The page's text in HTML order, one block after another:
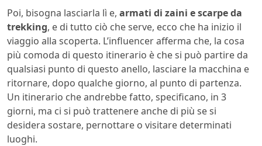
Poi, bisogna lasciarla lì e, armati di zaini e scarpe da
trekking, e di tutto ciò che serve, ecco che ha inizio il
viaggio alla scoperta. L’influencer afferma che, la cosa
più comoda di questo itinerario è che si può partire da
qualsiasi punto di questo anello, lasciare la macchina e
ritornare, dopo qualche giorno, al punto di partenza.
Un itinerario che andrebbe fatto, specificano, in 3
giorni, ma ci si può trattenere anche di più se si
desidera sostare, pernottare o visitare determinati
luoghi.